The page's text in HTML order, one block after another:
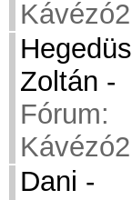
Kávézó2
Hegedüs
Zoltán -
Fórum:
Kávézó2
Dani -